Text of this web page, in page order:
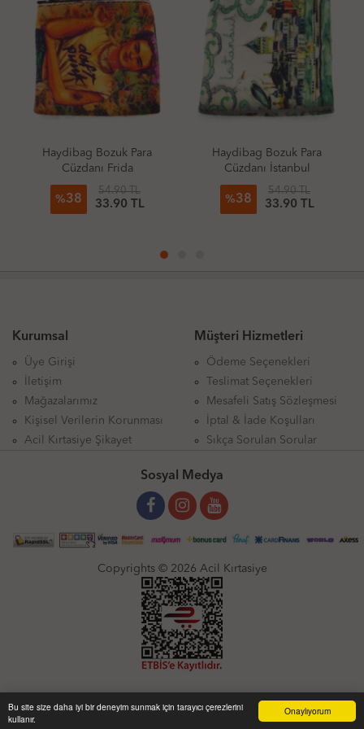
Onaylıyorum
Bu site size daha iyi bir deneyim sunmak için tarayıcı çerezlerini
kullanır.Anasayfa Sipariş Takibi İletişim
Haydibag Bozuk Para
Cüzdanı Frida
%38
54.90 TL
33.90 TL
Haydibag Bozuk Para
Cüzdanı İstanbul
%38
54.90 TL
33.90 TL
Kurumsal
Üye Girişi
İletişim
Mağazalarımız
Kişisel Verilerin Korunması
Acil Kırtasiye Şikayet
Müşteri Hizmetleri
Ödeme Seçenekleri
Teslimat Seçenekleri
Mesafeli Satış Sözleşmesi
İptal & İade Koşulları
Sıkça Sorulan Sorular
Sosyal Medya
Copyrights © 2026 Acil Kırtasiye